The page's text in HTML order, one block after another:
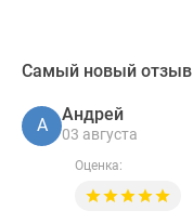
Самый новый отзыв
А
Андрей
03 августа
Оценка: